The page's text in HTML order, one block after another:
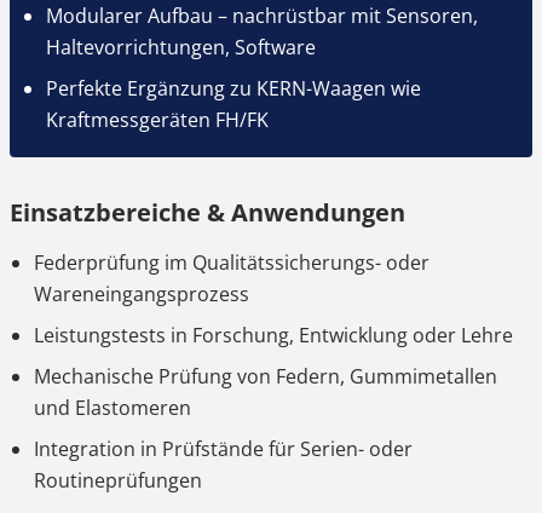
Modularer Aufbau – nachrüstbar mit Sensoren,
Haltevorrichtungen, Software
Perfekte Ergänzung zu KERN-Waagen wie
Kraftmessgeräten FH/FK
Einsatzbereiche & Anwendungen
Federprüfung im Qualitätssicherungs- oder
Wareneingangsprozess
Leistungstests in Forschung, Entwicklung oder Lehre
Mechanische Prüfung von Federn, Gummimetallen
und Elastomeren
Integration in Prüfstände für Serien- oder
Routineprüfungen